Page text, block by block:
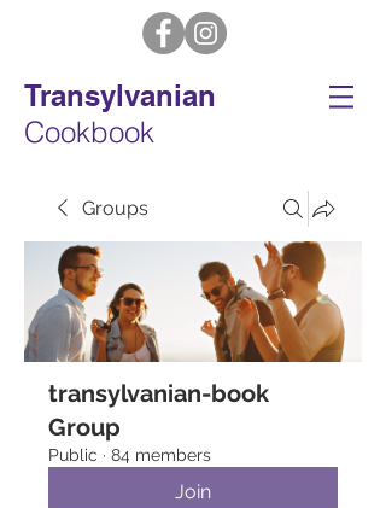
Transylvanian
Cookbook
Groups
transylvanian-book
Group
Public · 84 members
Join